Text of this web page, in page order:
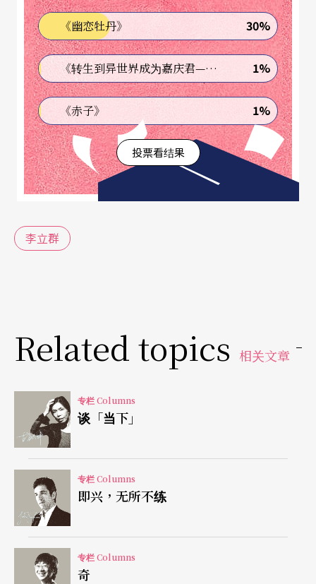
物馆的人，或者一些用功的收藏家，或许还在观
察、把玩之中，感受到古人的一些用心和生活的领
域，尤其在一些重要的国宝级文物上，或者精致的
古玩艺术品，它们就像一面反射自己的镜子，把当
时的价值观、信仰或信念，通过创作的思维，再用
高明的技术，把思维变成造诣。收藏它们，无外乎
是想研究它们、学习它们，从而让我们自己的欣赏
和崇拜变成一种有用的美学知识，甚至可以超越平
此，而已了。
还有溥心畬、张大千、欧豪年、黄磊生、台静农老
师的书法等等，还有黄君璧的画，可惜是仿的！！
（而且是真的），但我就是被那一幅油画给吸引住
了。
它看起来暗暗的，大概是整个拍卖会里色彩最暗淡
的一幅画，查了查，这位画家是出生在十九世纪
末，在比利时生的，后来在法国学画，名字叫阿佛
烈德．巴斯天（Alfred Bastien），我听都没听过。
《幽恋牡丹》 30%
《转生到异世界成为嘉庆君—发现我的祖先是诈骗集团!?》 1%
《赤子》 1%
投票看结果
李立群
Related topics 相关文章
专栏 Columns
谈「当下」
专栏 Columns
即兴，无所不练
专栏 Columns
奇